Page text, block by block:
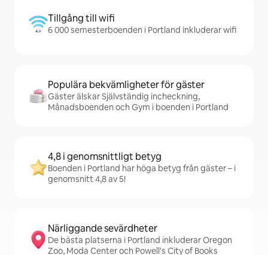
Tillgång till wifi
6 000 semesterboenden i Portland inkluderar wifi
Populära bekvämligheter för gäster
Gäster älskar Självständig incheckning,
Månadsboenden och Gym i boenden i Portland
4,8 i genomsnittligt betyg
Boenden i Portland har höga betyg från gäster – i
genomsnitt 4,8 av 5!
Närliggande sevärdheter
De bästa platserna i Portland inkluderar Oregon
Zoo, Moda Center och Powell's City of Books